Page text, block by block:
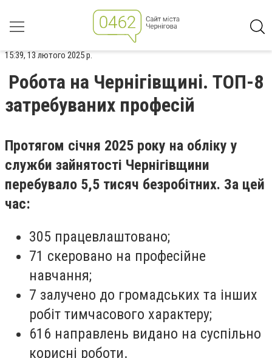
15:39, 13 лютого 2025 р.
Робота на Чернігівщині. ТОП-8
затребуваних професій
Протягом січня 2025 року на обліку у
служби зайнятості Чернігівщини
перебувало 5,5 тисяч безробітних. За цей
час:
305 працевлаштовано;
71 скеровано на професійне
навчання;
7 залучено до громадських та інших
робіт тимчасового характеру;
616 направлень видано на суспільно
корисні роботи.